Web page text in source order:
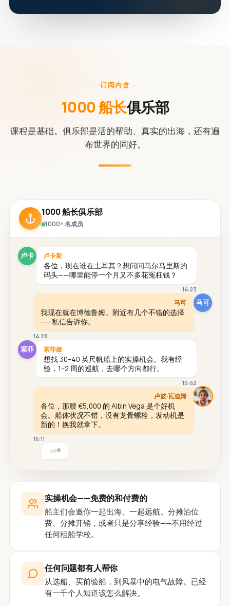
订阅内含
1000 船长俱乐部
课程是基础。俱乐部是活的帮助、真实的出海，还有遍
布世界的同好。
1000 船长俱乐部
1000+ 名成员
卢卡 卢卡斯
各位，现在谁在土耳其？想问问马尔马里斯的
码头——哪里能停一个月又不多花冤枉钱？
14:23
马可
马可
我现在就在博德鲁姆。附近有几个不错的选择
——私信告诉你。
14:28
索菲 索菲娅
想找 30–40 英尺帆船上的实操机会。我有经
验，1–2 周的巡航，去哪个方向都行。
15:42
卢波·瓦迪姆
各位，那艘 €5,000 的 Albin Vega 是个好机
会。船体状况不错，没有龙骨螺栓，发动机是
新的！换我就拿下。
16:11
实操机会——免费的和付费的
船主们会邀你一起出海、一起远航。分摊泊位
费、分摊开销，或者只是分享经验——不用经过
任何租船学校。
任何问题都有人帮你
从选船、买前验船，到风暴中的电气故障。已经
有一千个人知道该怎么解决。